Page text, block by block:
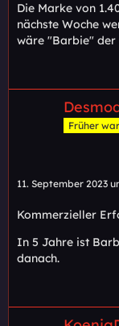
Die Marke von
nächste Woche
wäre "Barbie" der
Früher
11. September 2023
Kommerzieller
In 5 Jahre ist
danach.